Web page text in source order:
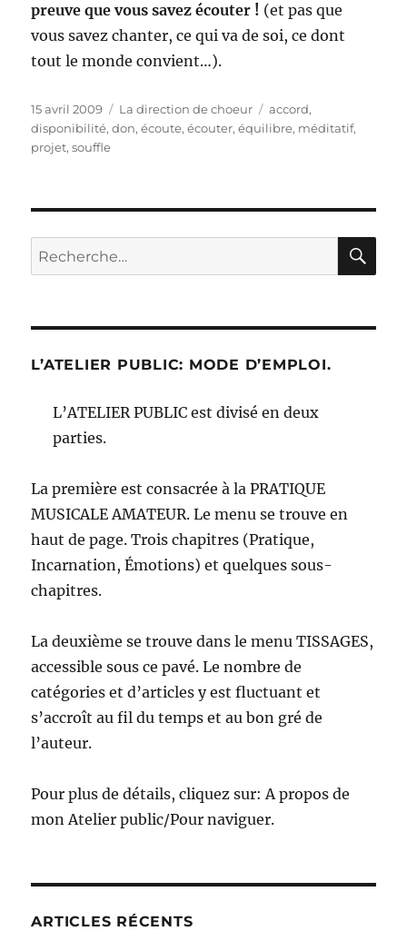
preuve que vous savez écouter ! (et pas que
vous savez chanter, ce qui va de soi, ce dont
tout le monde convient…).
Publié
le
15 avril 2009 Catégories
La direction de choeur Étiquettes
accord,
disponibilité,don,écoute,écouter,équilibre, méditatif,
projet,souffle
Recherche
pour :
L’ATELIER PUBLIC: MODE D’EMPLOI.
L’ATELIER PUBLIC est divisé en deux
parties.
La première est consacrée à la PRATIQUE
MUSICALE AMATEUR. Le menu se trouve en
haut de page. Trois chapitres (Pratique,
Incarnation, Émotions) et quelques sous-
chapitres.
La deuxième se trouve dans le menu TISSAGES,
accessible sous ce pavé. Le nombre de
catégories et d’articles y est fluctuant et
s’accroît au fil du temps et au bon gré de
l’auteur.
Pour plus de détails, cliquez sur: A propos de
mon Atelier public/Pour naviguer.
ARTICLES RÉCENTS